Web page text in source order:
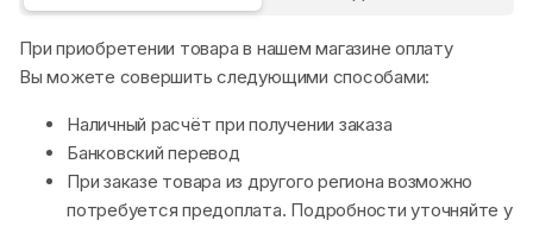
При приобретении товара в нашем магазине оплату
Вы можете совершить следующими способами:
Наличный расчёт при получении заказа
Банковский перевод
При заказе товара из другого региона возможно
потребуется предоплата. Подробности уточняйте у